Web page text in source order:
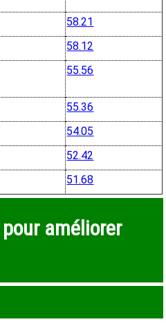
58.21
58.12
55.56
55.36
54.05
52.42
51.68
améliorer